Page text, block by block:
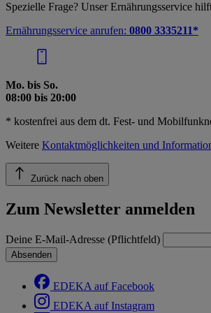
Spezielle Frage? Unser Ernährungsservice
Ernährungsservice anrufen: 0800 3335211*
Mo. bis So.
08:00 bis 20:00
* kostenfrei aus dem dt. Fest- und
Weitere Kontaktmöglichkeiten und
Zurück nach oben
Zum Newsletter anmelden
Deine E-Mail-Adresse (Pflichtfeld)
Absenden
EDEKA auf Facebook
EDEKA auf Instagram